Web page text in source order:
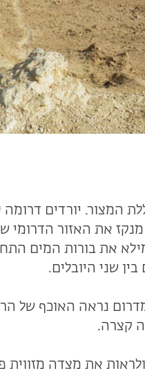
המצור. יורדים
את האזור הדרומי
את בורות המים
שני היובלים.
נראה האוכף של
קצרה.
את מצדה מזווית